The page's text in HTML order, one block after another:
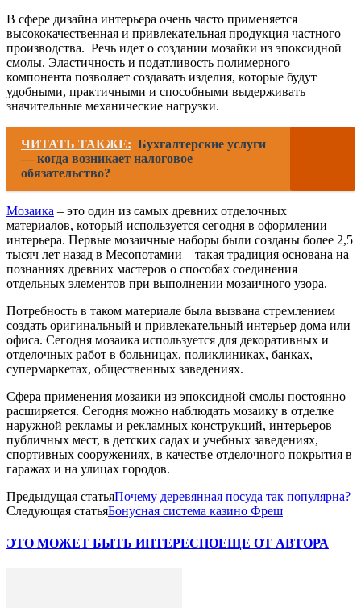
В сфере дизайна интерьера очень часто применяется
высококачественная и привлекательная продукция частного
производства. Речь идет о создании мозайки из эпоксидной
смолы. Эластичность и податливость полимерного
компонента позволяет создавать изделия, которые будут
удобными, практичными и способными выдерживать
значительные механические нагрузки.
ЧИТАТЬ ТАКЖЕ: Бухгалтерские услуги
— когда возникает налоговое
обязательство?
Мозаика – это один из самых древних отделочных
материалов, который используется сегодня в оформлении
интерьера. Первые мозаичные наборы были созданы более 2,5
тысяч лет назад в Месопотамии – такая традиция основана на
познаниях древних мастеров о способах соединения
отдельных элементов при выполнении мозаичного узора.
Потребность в таком материале была вызвана стремлением
создать оригинальный и привлекательный интерьер дома или
офиса. Сегодня мозаика используется для декоративных и
отделочных работ в больницах, поликлиниках, банках,
супермаркетах, общественных заведениях.
Сфера применения мозаики из эпоксидной смолы постоянно
расширяется. Сегодня можно наблюдать мозаику в отделке
наружной рекламы и рекламных конструкций, интерьеров
публичных мест, в детских садах и учебных заведениях,
спортивных сооружениях, в качестве отделочного покрытия в
гаражах и на улицах городов.
Предыдущая статьяПочему деревянная посуда так популярна?
Следующая статьяБонусная система казино Фреш
ЭТО МОЖЕТ БЫТЬ ИНТЕРЕСНОЕЩЕ ОТ АВТОРА